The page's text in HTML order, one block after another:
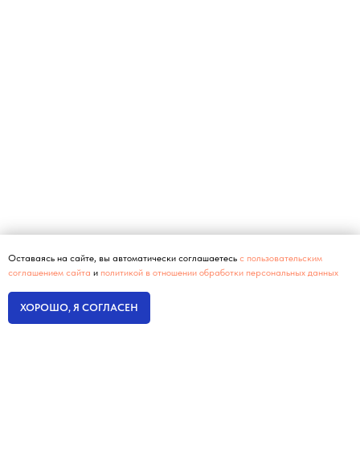
Оставаясь на сайте, вы автоматически соглашаетесь с пользовательским
соглашением сайта и политикой в отношении обработки персональных данных
ХОРОШО, Я СОГЛАСЕН